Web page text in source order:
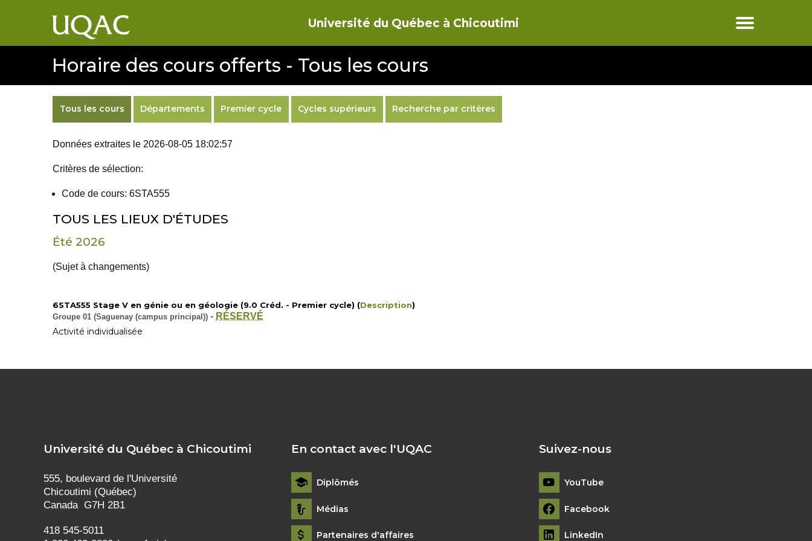
Université du Québec à Chicoutimi
Horaire des cours offerts - Tous les cours
Tous les cours Départements Premier cycle Cycles supérieurs Recherche par critères
Données extraites le 2026-08-05 18:02:57
Critères de sélection:
Code de cours: 6STA555
TOUS LES LIEUX D'ÉTUDES
Été 2026
(Sujet à changements)
6STA555 Stage V en génie ou en géologie (9.0 Créd. - Premier cycle) (Description)
Groupe 01 (Saguenay (campus principal)) - RÉSERVÉ
Activité individualisée
Université du Québec à Chicoutimi
555, boulevard de l'Université
Chicoutimi (Québec)
Canada G7H 2B1
418 545-5011
En contact avec l'UQAC
Diplômés
Médias
Partenaires d'affaires
Suivez-nous
YouTube
Facebook
LinkedIn